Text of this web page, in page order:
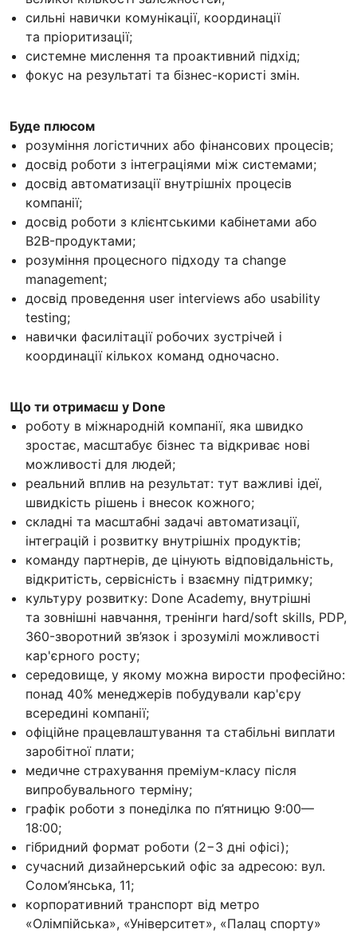
сильні навички комунікації, координації
та пріоритизації;
системне мислення та проактивний підхід;
фокус на результаті та бізнес-користі змін.
Буде плюсом
розуміння логістичних або фінансових процесів;
досвід роботи з інтеграціями між системами;
досвід автоматизації внутрішніх процесів
компанії;
досвід роботи з клієнтськими кабінетами або
B2B-продуктами;
розуміння процесного підходу та change
management;
досвід проведення user interviews або usability
testing;
навички фасилітації робочих зустрічей і
координації кількох команд одночасно.
Що ти отримаєш у Done
роботу в міжнародній компанії, яка швидко
зростає, масштабує бізнес та відкриває нові
можливості для людей;
реальний вплив на результат: тут важливі ідеї,
швидкість рішень і внесок кожного;
складні та масштабні задачі автоматизації,
інтеграцій і розвитку внутрішніх продуктів;
команду партнерів, де цінують відповідальність,
відкритість, сервісність і взаємну підтримку;
культуру розвитку: Done Academy, внутрішні
та зовнішні навчання, тренінги hard/soft skills, PDP,
360-зворотний зв’язок і зрозумілі можливості
кар'єрного росту;
середовище, у якому можна вирости професійно:
понад 40% менеджерів побудували кар'єру
всередині компанії;
офіційне працевлаштування та стабільні виплати
заробітної плати;
медичне страхування преміум-класу після
випробувального терміну;
графік роботи з понеділка по п’ятницю 9:00—
18:00;
гібридний формат роботи (2−3 дні офісі);
сучасний дизайнерський офіс за адресою: вул.
Солом’янська, 11;
корпоративний транспорт від метро
«Олімпійська», «Університет», «Палац спорту»